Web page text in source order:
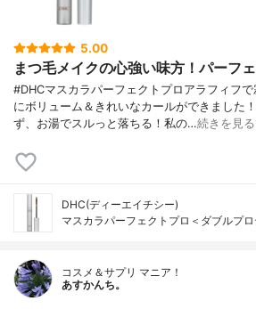
5.00
まつ毛メイクの心強い味方！パーフ
#DHCマスカラパーフェクトプロアラフィフ
にボリューム＆きれいなカールができました
ず、お湯でスルっと落ちる！私の…続きを見る
DHC(ディーエイチシー)
マスカラパーフェクトプロ＜ダブルプロ
コスメ＆サプリ マニア！
あすかんち。